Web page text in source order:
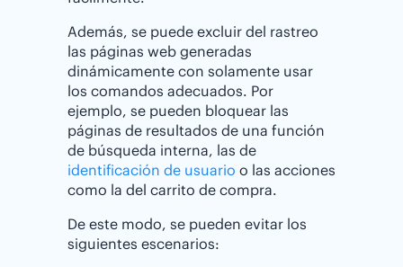
Además, se puede excluir del rastreo
las páginas web generadas
dinámicamente con solamente usar
los comandos adecuados. Por
ejemplo, se pueden bloquear las
páginas de resultados de una función
de búsqueda interna, las de
identificación de usuario o las acciones
como la del carrito de compra.
De este modo, se pueden evitar los
siguientes escenarios: